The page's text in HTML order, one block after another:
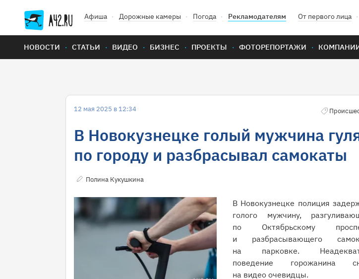
Афиша Дорожные камеры Погода Рекламодателям От первого лица
НОВОСТИ СТАТЬИ ВИДЕО БИЗНЕС ПРОЕКТЫ ФОТОРЕПОРТАЖИ
12 мая 2025 в 12:34
В Новокузнецке голый мужчина
по городу и разбрасывал самокаты
Полина Кукушкина
В Новокузнецке полиция
голого мужчину,
по Октябрьскому
и разбрасывающего
на парковке.
поведение горожанина
на видео очевидцы.